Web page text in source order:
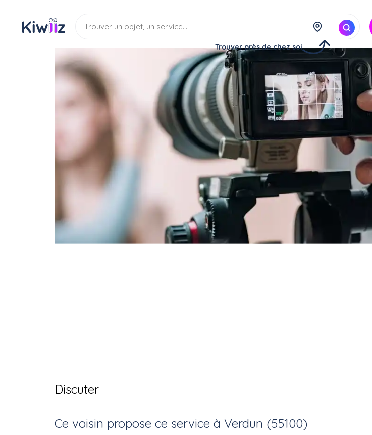
Trouver près de chez soi
Service Services divers Photographe
Je propose divers services
Service Photographie
Discuter
Ce voisin propose ce service à Verdun (55100)